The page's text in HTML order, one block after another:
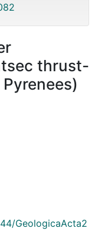
thrust-
GeologicaActa2